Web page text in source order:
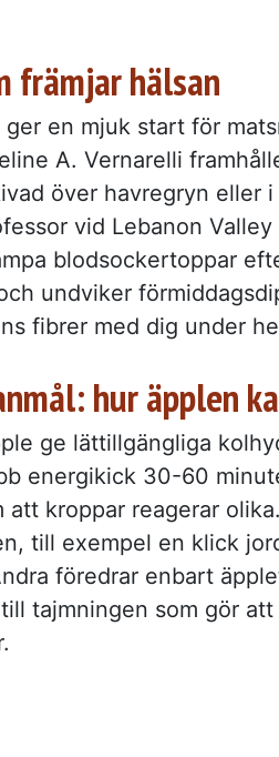
främjar hälsan
en mjuk start för
A. Vernarelli
över havregryn eller
vid Lebanon
blodsockertoppar
undviker
fibrer med dig under
hur äpplen
ge lättillgängliga
energikick 30-60
kroppar reagerar
till exempel en klick
föredrar enbart
tajmningen som gör